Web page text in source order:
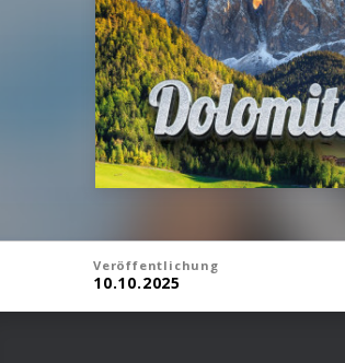
Veröffentlichung
10.10.2025